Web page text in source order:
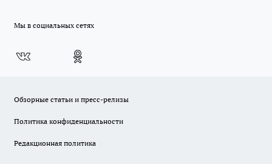
Мы в социальных сетях
Обзорные статьи и пресс-релизы
Политика конфиденциальности
Редакционная политика